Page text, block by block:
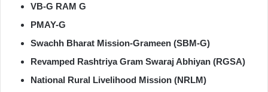
VB-G RAM G
PMAY-G
Swachh Bharat Mission-Grameen (SBM-G)
Revamped Rashtriya Gram Swaraj Abhiyan (RGSA)
National Rural Livelihood Mission (NRLM)